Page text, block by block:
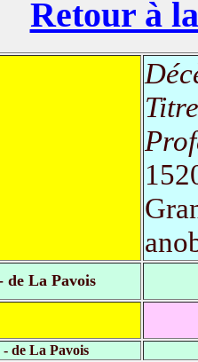
Retour à
de La Pavois
de La Pavois